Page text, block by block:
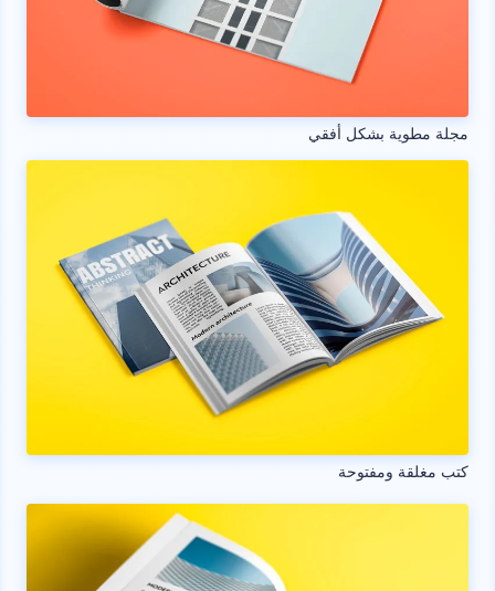
مجلة مطوية بشكل أفقي
كتب مغلقة ومفتوحة